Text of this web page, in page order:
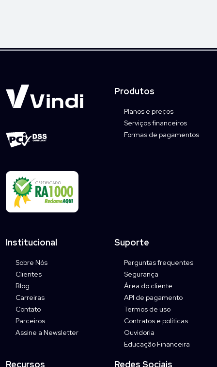
Produtos
Planos e preços
Serviços financeiros
Formas de pagamentos
Institucional
Sobre Nós
Clientes
Blog
Carreiras
Contato
Parceiros
Assine a Newsletter
Suporte
Perguntas frequentes
Segurança
Área do cliente
API de pagamento
Termos de uso
Contratos e políticas
Ouvidoria
Educação Financeira
Recursos Redes Sociais